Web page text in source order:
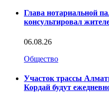
Глава нотариальной
консультировал
06.08.26
Общество
Участок трассы
Кордай будут